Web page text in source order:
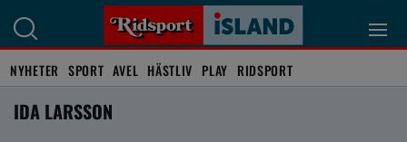
NYHETER SPORT AVEL HÄSTLIV PLAY RIDSPORT
IDA LARSSON